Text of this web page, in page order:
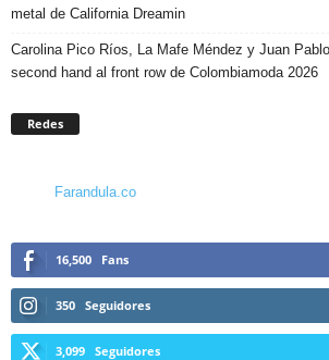
metal de California Dreamin
Carolina Pico Ríos, La Mafe Méndez y Juan
second hand al front row de Colombiamoda 2026
Redes
Farandula.co
16,500 Fans
350 Seguidores
3,099 Seguidores